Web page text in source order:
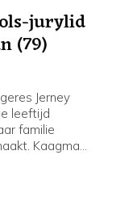
jurylid
(79)
Jerney
leeftijd
familie
Kaagman